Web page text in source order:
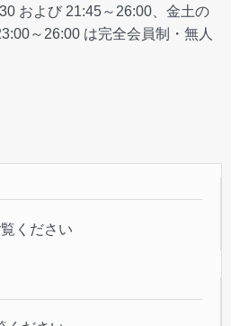
および 21:45～26:00、金土の
～26:00 は完全会員制・無人
ください